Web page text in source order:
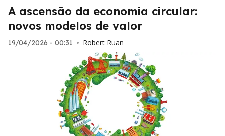
cular: novos modelos de valo
r
A ascensão da economia circular:
novos modelos de valor
19/04/2026 - 00:31 • Robert Ruan